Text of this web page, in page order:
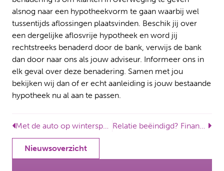
alsnog naar een hypotheekvorm te gaan waarbij wel
tussentijds aflossingen plaatsvinden. Beschik jij over
een dergelijke aflosvrije hypotheek en word jij
rechtstreeks benaderd door de bank, verwijs de bank
dan door naar ons als jouw adviseur. Informeer ons in
elk geval over deze benadering. Samen met jou
bekijken wij dan of er echt aanleiding is jouw bestaande
hypotheek nu al aan te passen.
Met de auto op wintersport? Voorkom verrassingen met winterbanden en sneeuwkettingen Relatie beëindigd? Financiële keuzes rond de woning vragen om goed advies
Nieuwsoverzicht